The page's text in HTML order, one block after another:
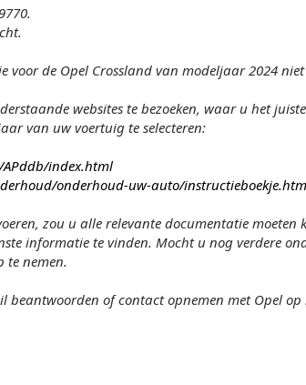
voor de Opel Crossland van modeljaar 2024
websites te bezoeken, waar u het
van uw voertuig te selecteren:
index.html
onderhoud-uw-auto/
zou u alle relevante documentatie moeten
informatie te vinden. Mocht u nog verdere
te nemen.
beantwoorden of contact opnemen met Opel op